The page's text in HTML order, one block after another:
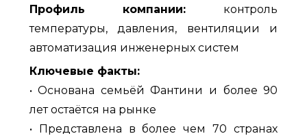
Профиль компании: контроль
температуры, давления, вентиляции и
автоматизация инженерных систем
Ключевые факты:
• Основана семьёй Фантини и более 90
лет остаётся на рынке
• Представлена в более чем 70 странах